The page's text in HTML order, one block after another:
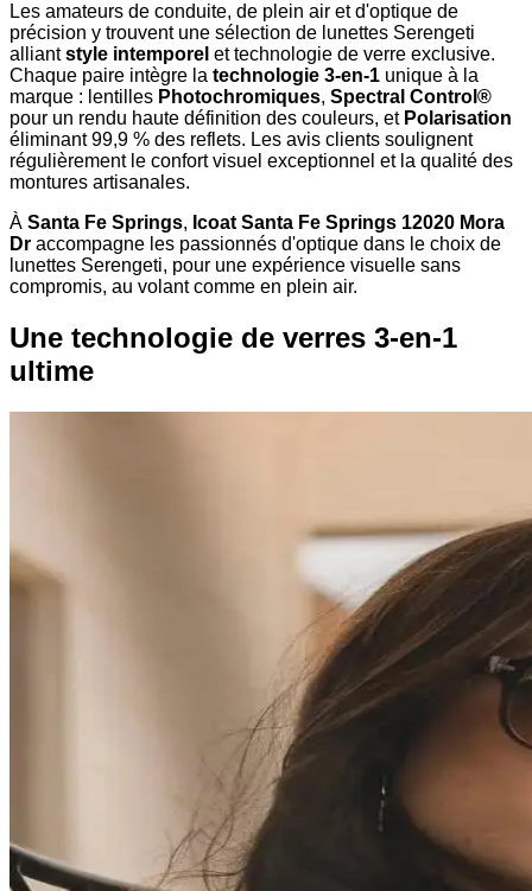
Les amateurs de conduite, de plein air et d'optique de
précision y trouvent une sélection de lunettes Serengeti
alliantstyle intemporel et technologie de verre exclusive.
Chaque paire intègre la technologie 3-en-1 unique à la
marque : lentilles Photochromiques, Spectral Control®
pour un rendu haute définition des couleurs, et Polarisation
éliminant 99,9 % des reflets. Les avis clients soulignent
régulièrement le confort visuel exceptionnel et la qualité des
montures artisanales.
À Santa Fe Springs, Icoat Santa Fe Springs 12020 Mora
Dr accompagne les passionnés d'optique dans le choix de
lunettes Serengeti, pour une expérience visuelle sans
compromis, au volant comme en plein air.
Une technologie de verres 3-en-1
ultime